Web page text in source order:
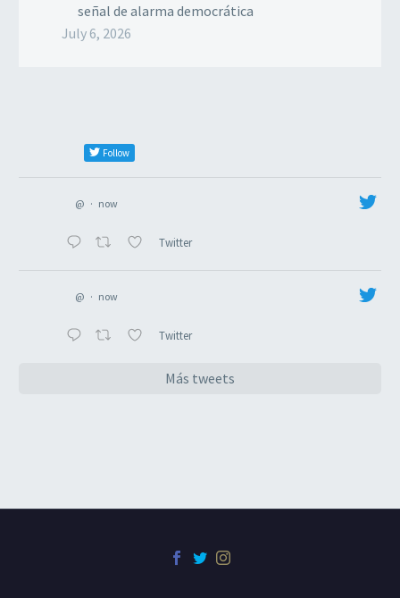
señal de alarma democrática
July 6, 2026
Follow
@ · now
Twitter
@ · now
Twitter
Más tweets